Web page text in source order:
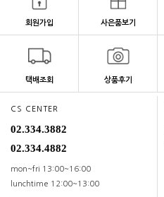
회원가입 사은품보기
택배조회 상품후기
CS CENTER
02.334.3882
02.334.4882
mon~fri 13:00~16:00
lunchtime 12:00~13:00